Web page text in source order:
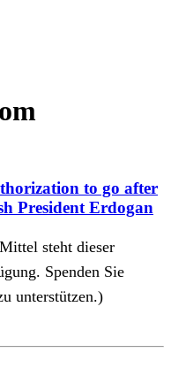
to go after
President Erdogan
steht dieser
Spenden Sie
unterstützen.)